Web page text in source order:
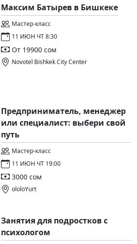
Максим Батырев в Бишкеке
Мастер-класс
11 ИЮН ЧТ 8:30
От 19900 сом
Novotel Bishkek City Center
Предприниматель, менеджер
или специалист: выбери свой
путь
Мастер-класс
11 ИЮН ЧТ 19:00
3000 сом
ololoYurt
Занятия для подростков с
психологом